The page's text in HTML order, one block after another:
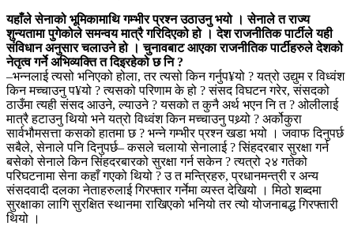
यहाँले सेनाको भूमिकामाथि गम्भीर प्रश्न उठाउनु भयो । सेनाले त राज्य
शुन्यतामा पुगेकोले समन्वय मात्रै गरिदिएको हो । देश राजनीतिक पार्टीले यही
संविधान अनुसार चलाउने हो । चुनावबाट आएका राजनीतिक पार्टीहरुले देशको
नेतृत्व गर्ने अभिव्यक्ति त दिइरहेको छ नि ?
–भन्नलाई त्यसो भनिएको होला, तर त्यसो किन गर्नुप¥यो ? यत्रो उद्युम र विध्वंश
किन मच्चाउनु प¥यो ? त्यसको परिणाम के हो ? संसद विघटन गरेर, संसदको
ठाउँमा त्यही संसद आउने, ल्याउने ? यसको त कुनै अर्थ भएन नि त ? ओलीलाई
मात्रै हटाउनु थियो भने यत्रो विध्वंश किन मच्चाउनु पथ्र्यो ? अर्कोकुरा
सार्वभौमसत्ता कसको हातमा छ ? भन्ने गम्भीर प्रश्न खडा भयो । जवाफ दिनुपर्छ
सबैले, सेनाले पनि दिनुपर्छ– कसले चलायो सेनालाई ? सिंहदरबार सुरक्षा गर्न
बसेको सेनाले किन सिंहदरबारको सुरक्षा गर्न सकेन ? त्यत्रो २४ गतेको
परिघटनामा सेना कहाँ गएको थियो ? उ त मन्त्रिहरु, प्रधानमन्त्री र अन्य
संसदवादी दलका नेताहरुलाई गिरफ्तार गर्नेमा व्यस्त देखियो । मिठो शब्दमा
सुरक्षाका लागि सुरक्षित स्थानमा राखिएको भनियो तर त्यो योजनाबद्ध गिरफ्तारी
थियो ।